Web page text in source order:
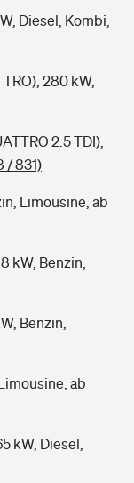
Diesel, Kombi,
280 kW,
2.5 TDI),
/ 831)
Limousine, ab
kW, Benzin,
Benzin,
ab
kW, Diesel,